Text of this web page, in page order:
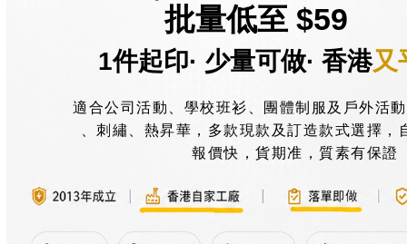
批量低至 $59
1件起印· 少量可做· 香港又
適合公司活動、學校班衫、團體制服及戶外活
、刺繡、熱昇華，多款現款及訂造款式選擇，
報價快，貨期准，質素有保證